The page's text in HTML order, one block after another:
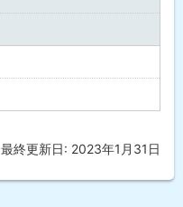
最終更新日: 2023年1月31日